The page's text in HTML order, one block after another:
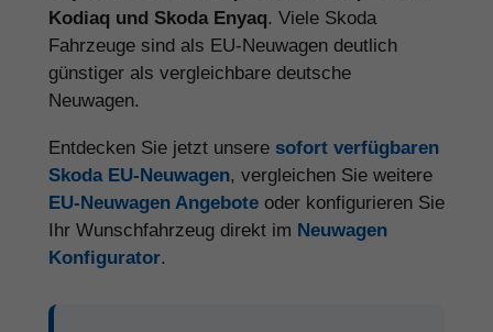
Kodiaq und Skoda Enyaq. Viele Skoda
Fahrzeuge sind als EU-Neuwagen deutlich
günstiger als vergleichbare deutsche
Neuwagen.
Entdecken Sie jetzt unsere sofort verfügbaren
Skoda EU-Neuwagen, vergleichen Sie weitere
EU-Neuwagen Angebote oder konfigurieren Sie
Ihr Wunschfahrzeug direkt im Neuwagen
Konfigurator.